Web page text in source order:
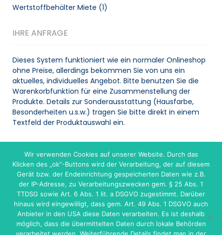
Wertstoffbehälter Miete (1)
IHRE ANFRAGE
Dieses System funktioniert wie ein normaler Onlineshop
ohne Preise, allerdings bekommen Sie von uns ein
aktuelles, individuelles Angebot. Bitte benutzen Sie die
Warenkorbfunktion für eine Zusammenstellung der
Produkte. Details zur Sonderausstattung (Hausfarbe,
Besonderheiten u.s.w.) tragen Sie bitte direkt in einem
Textfeld der Produktauswahl ein.
WARENKORB
Es befinden sich keine Produkte im Warenkorb.
Wir verwenden Cookies auf unserer Website. Durch das
Klicken des „ok“-Buttons wird der Verarbeitung, der auf diesem
Gerät bzw. der Endeinrichtung gespeicherten Daten wie z.B.
der IP-Adresse, zu Verarbeitungszwecken gem. § 25 Abs. 1
TTDSG sowie Art. 6 Abs. 1 lit. a DSGVO zugestimmt. Darüber
hinaus wird eingewilligt, dass gem. Art. 49 Abs. 1 DSGVO auch
Anbieter in den USA diese Daten verarbeiten. Es ist deshalb
möglich, dass die übermittelten Daten durch lokale Behörden